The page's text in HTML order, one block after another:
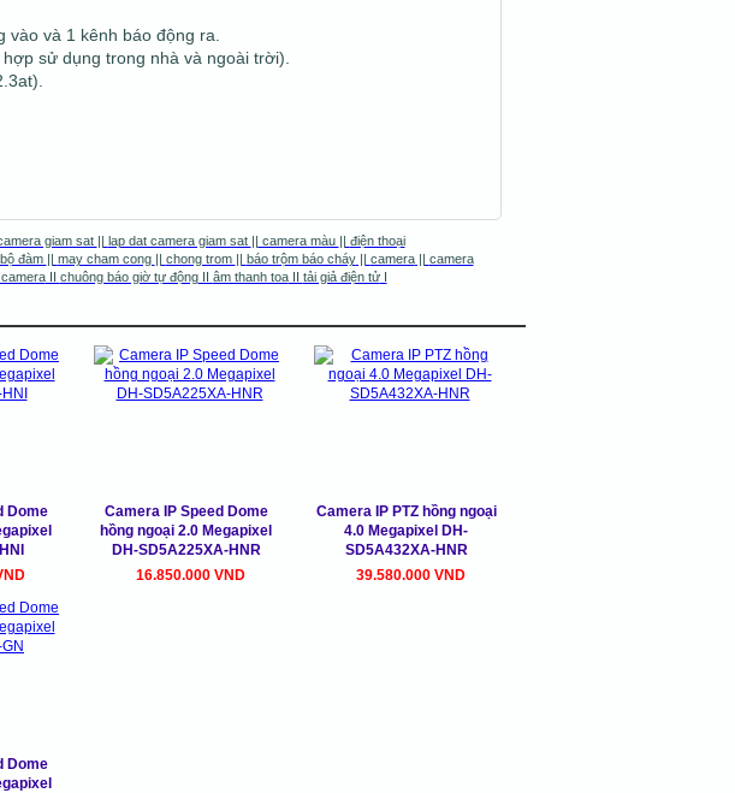
và 1 kênh báo động ra.
sử dụng trong nhà và ngoài trời).
giam sat || lap dat camera giam sat || camera màu || điện thoại
đàm || may cham cong || chong trom || báo trộm báo cháy|| camera|| camera
II chuông báo giờ tự độngII âm thanh toaII tải giả điện tửI
Dome
Camera IP Speed Dome
hồng ngoại 2.0 Megapixel
DH-SD5A225XA-HNR
16.850.000 VND
Camera IP PTZ hồng ngoại
4.0 Megapixel DH-
SD5A432XA-HNR
39.580.000 VND
Dome